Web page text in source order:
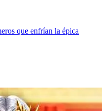
que enfrían la épica